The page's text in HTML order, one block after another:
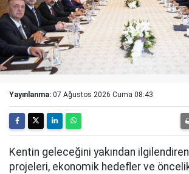
Yayınlanma: 07 Ağustos 2026 Cuma 08:43
Kentin geleceğini yakından ilgilendiren
projeleri, ekonomik hedefler ve